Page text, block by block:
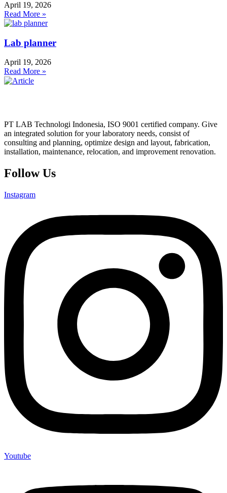
April 19, 2026
Read More »
Lab planner
April 19, 2026
Read More »
PT LAB Technologi Indonesia, ISO 9001 certified company. Give
an integrated solution for your laboratory needs, consist of
consulting and planning, optimize design and layout, fabrication,
installation, maintenance, relocation, and improvement renovation.
Follow Us
Instagram
Youtube